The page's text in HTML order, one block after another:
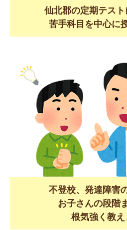
仙北郡の定期テスト
苦手科目を中心に
不登校、発達障害
お子さんの段階
根気強く教え